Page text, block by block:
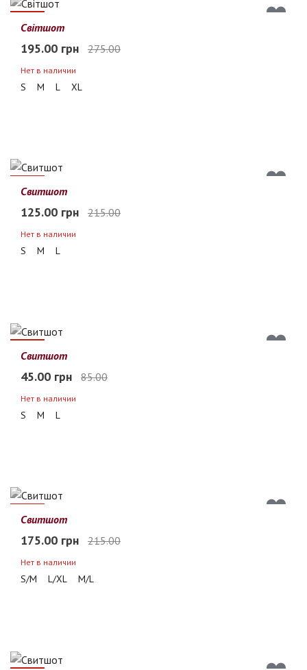
29%
Світшот
195.00 грн 275.00
Нет в наличии
S M L XL
42%
Свитшот
125.00 грн 215.00
Нет в наличии
S M L
47%
Свитшот
45.00 грн 85.00
Нет в наличии
S M L
19%
Свитшот
175.00 грн 215.00
Нет в наличии
S/M L/XL M/L